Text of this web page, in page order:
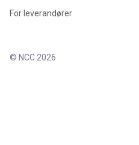
For leverandører
© NCC 2026